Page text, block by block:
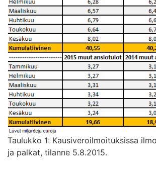
Taulukko 1: Kausiveroilmoituksissa
ja palkat, tilanne 5.8.2015.